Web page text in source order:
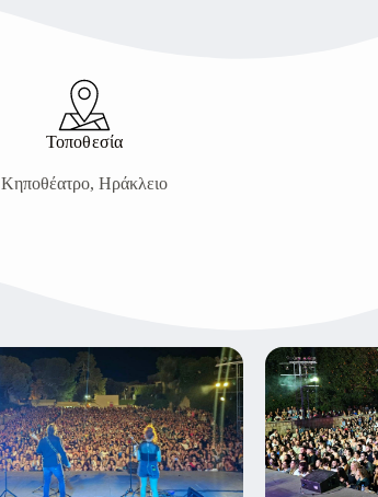
Τοποθεσία
Κηποθέατρο, Ηράκλειο